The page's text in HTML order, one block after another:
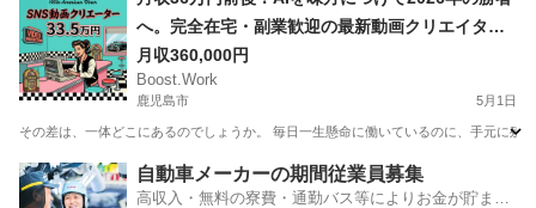
へ。完全在宅・副業歓迎の最新動画クリエイター
募集
月収360,000円
Boost.Work
鹿児島市 5月1日
その差は、一体どこにあるのでしょうか。 毎日一生懸命に働いているのに、手元に
鹿児島 鹿児島市 一般事務 最新
自動車メーカーの期間従業員募集
高収入・無料の寮費・通勤バス等によりお金が貯まり